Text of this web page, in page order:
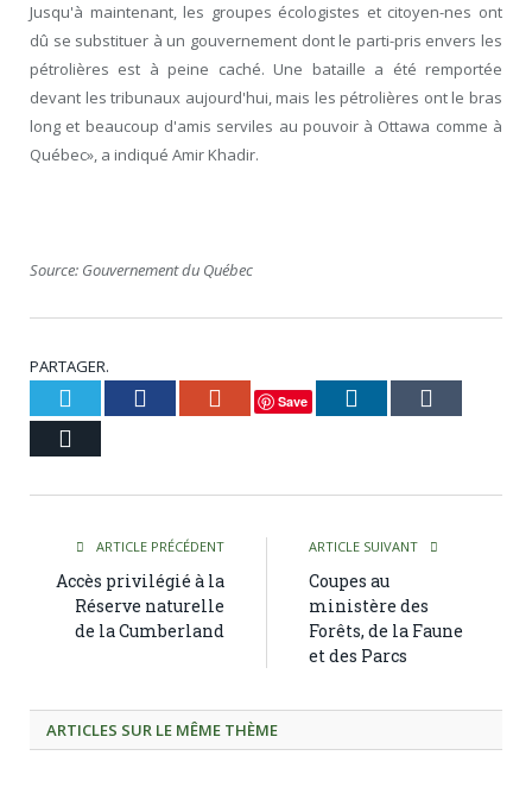
Jusqu'à maintenant, les groupes écologistes et citoyen-nes ont
dû se substituer à un gouvernement dont le parti-pris envers les
pétrolières est à peine caché. Une bataille a été remportée
devant les tribunaux aujourd'hui, mais les pétrolières ont le bras
long et beaucoup d'amis serviles au pouvoir à Ottawa comme à
Québec», a indiqué Amir Khadir.
Source: Gouvernement du Québec
PARTAGER.
Twitter Facebook Google+
Save LinkedIn
ARTICLE PRÉCÉDENT
Accès privilégié à la
Réserve naturelle
de la Cumberland
ARTICLE SUIVANT
Coupes au
ministère des
Forêts, de la Faune
et des Parcs
ARTICLES SUR LE MÊME THÈME